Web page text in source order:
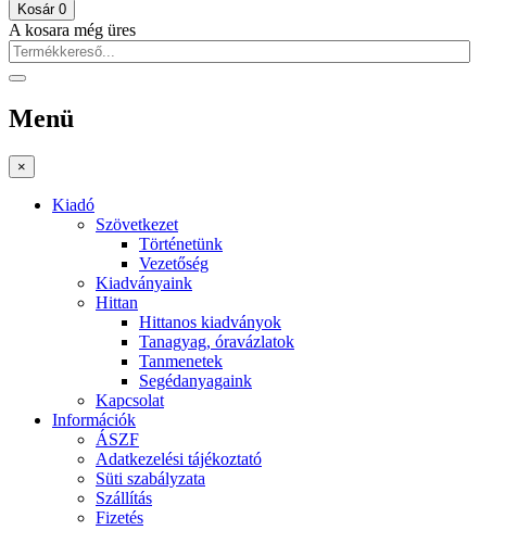
Kosár 0
A kosara még üres
Menü
×
Kiadó
Szövetkezet
Történetünk
Vezetőség
Kiadványaink
Hittan
Hittanos kiadványok
Tanagyag, óravázlatok
Tanmenetek
Segédanyagaink
Kapcsolat
Információk
ÁSZF
Adatkezelési tájékoztató
Süti szabályzata
Szállítás
Fizetés